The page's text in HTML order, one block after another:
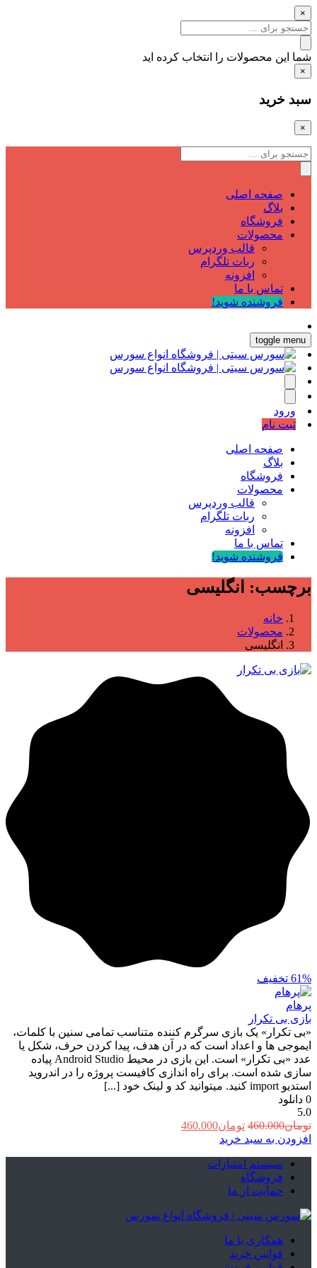
×
شما این محصولات را انتخاب کرده اید
×
سبد خرید
×
صفحه اصلی
بلاگ
فروشگاه
محصولات
قالب وردپرس
ربات تلگرام
افزونه
تماس با ما
فروشنده شوید!
toggle menu
ورود
ثبت نام
صفحه اصلی
بلاگ
فروشگاه
محصولات
قالب وردپرس
ربات تلگرام
افزونه
تماس با ما
فروشنده شوید!
برچسب: انگلیسی
خانه
محصولات
انگلیسی
61% تخفیف
پرهام
بازی بی تکرار
‏«بی تکرار» یک بازی سرگرم کننده متناسب تمامی سنین با کلمات،
ایموجی ها و اعداد است که در آن هدف، پیدا کردن حرف، شکل یا
عدد «بی تکرار» است. این بازی در محیط Android Studio پیاده
سازی شده است. برای راه اندازی کافیست پروژه را در اندروید
استدیو import کنید. میتوانید کد و لینک خود [...]
0 دانلود
5.0
تومان460.000 قیمت
اصلی:
بود.
تومان460.000قیمت
افزودن به سبد خرید
سیستم امتیازات
فروشگاه
حمایت از ما
همکاری با ما
قوانین خرید